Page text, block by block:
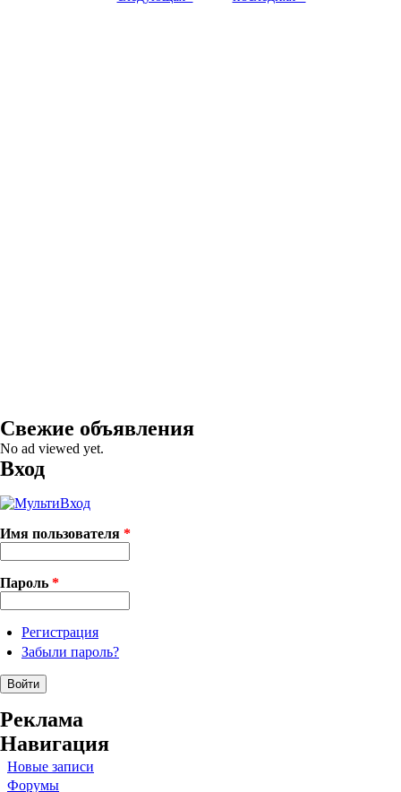
Свежие объявления
No ad viewed yet.
Вход
Имя пользователя *
Пароль *
Регистрация
Забыли пароль?
Реклама
Навигация
Новые записи
Форумы